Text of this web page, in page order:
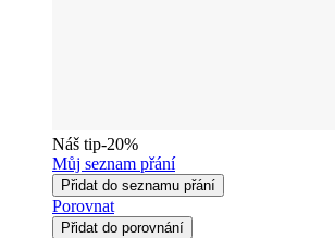
Náš tip-20%
Můj seznam přání
Přidat do seznamu přání
Porovnat
Přidat do porovnání